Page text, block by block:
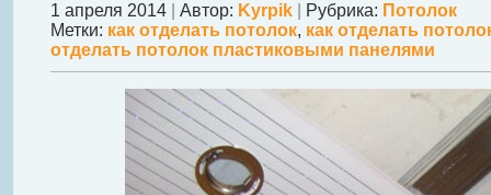
1 апреля 2014 Автор: Kyrpik Рубрика: Потолок
Метки: как отделать потолок, как отделать
отделать потолок пластиковыми панелями